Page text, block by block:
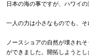
日本の海の事ですが、ハワイ
一人の力は小さなものでも、
ノースショアの自然が壊され
ができました。開拓しようと